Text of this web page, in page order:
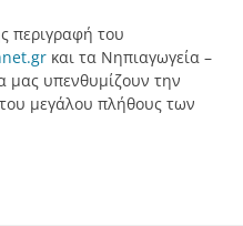
περιγραφή του
και τα Νηπιαγωγεία –
μας υπενθυμίζουν την
μεγάλου πλήθους των